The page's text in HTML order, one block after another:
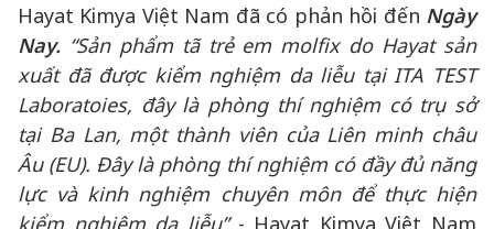
Hayat Kimya Việt Nam đã có phản hồi đến Ngày
Nay. “Sản phẩm tã trẻ em molfix do Hayat sản
xuất đã được kiểm nghiệm da liễu tại ITA TEST
Laboratoies, đây là phòng thí nghiệm có trụ sở
tại Ba Lan, một thành viên của Liên minh châu
Âu (EU). Đây là phòng thí nghiệm có đầy đủ năng
lực và kinh nghiệm chuyên môn để thực hiện
kiểm nghiệm da liễu” - Hayat Kimya Việt Nam